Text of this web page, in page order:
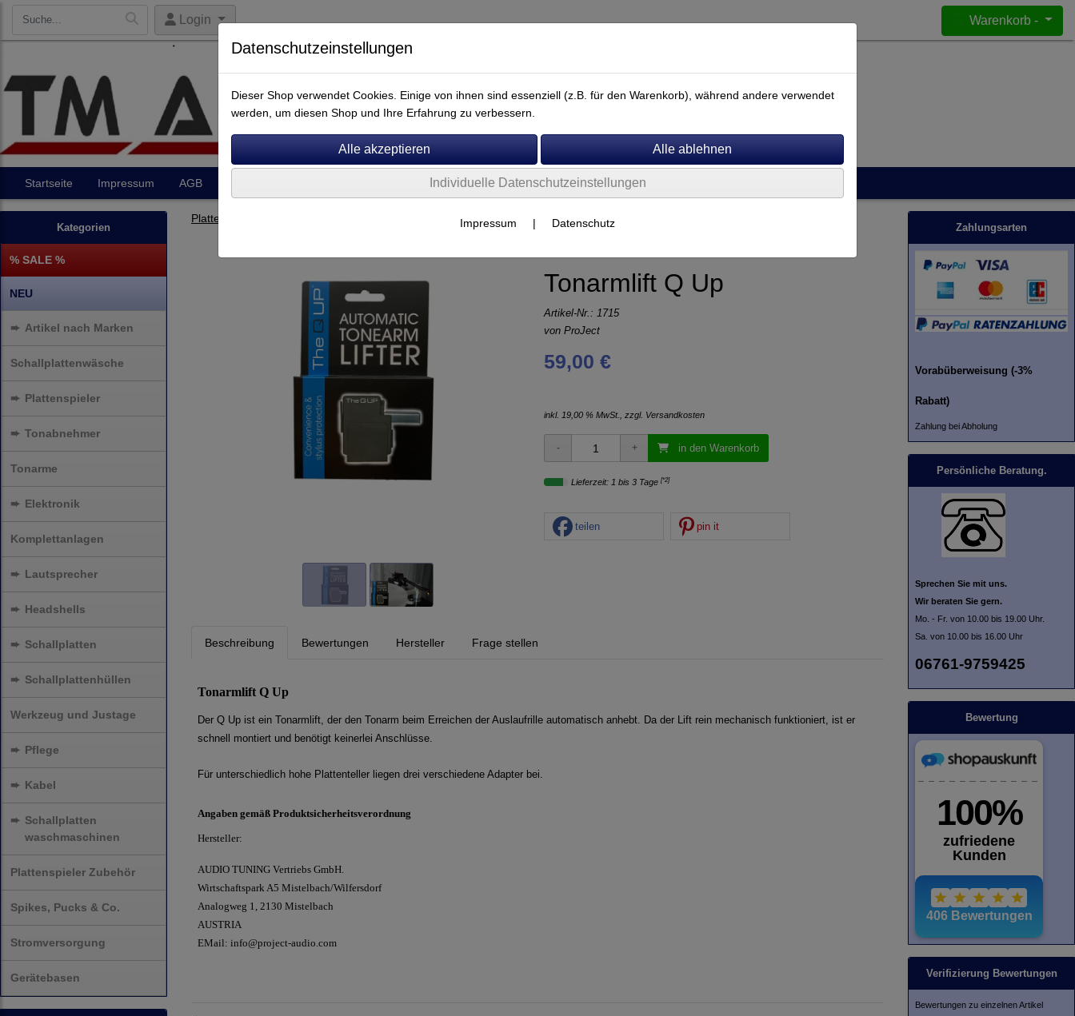
Login Warenkorb -
Startseite Impressum AGB
Kategorien
% SALE %
NEU
➨ Artikel nach Marken
Schallplattenwäsche
➨ Plattenspieler
➨ Tonabnehmer
Tonarme
➨ Elektronik
Komplettanlagen
➨ Lautsprecher
➨ Headshells
➨ Schallplatten
➨ Schallplattenhüllen
Werkzeug und Justage
➨ Pflege
➨ Kabel
➨ Schallplatten
waschmaschinen
Plattenspieler Zubehör
Spikes, Pucks & Co.
Stromversorgung
Gerätebasen
Plattenspieler Zubehör
Tonarmlift Q Up
Artikel-Nr.: 1715
von ProJect
59,00 €
inkl. 19,00 % MwSt., zzgl. Versandkosten
in den Warenkorb
Lieferzeit: 1 bis 3 Tage [*2]
teilen pin it
Beschreibung Bewertungen Hersteller Frage stellen
Tonarmlift Q Up
Der Q Up ist ein Tonarmlift, der den Tonarm beim Erreichen der Auslaufrille automatisch anhebt. Da der Lift rein mechanisch funktioniert, ist er
schnell montiert und benötigt keinerlei Anschlüsse.
Für unterschiedlich hohe Plattenteller liegen drei verschiedene Adapter bei.
Angaben gemäß Produktsicherheitsverordnung
Hersteller:
AUDIO TUNING Vertriebs GmbH.
Wirtschaftspark A5 Mistelbach/Wilfersdorf
Analogweg 1, 2130 Mistelbach
AUSTRIA
EMail: info@project-audio.com
Zahlungsarten
Vorabüberweisung (-3%
Rabatt)
Zahlung bei Abholung
Persönliche Beratung.
Sprechen Sie mit uns.
Wir beraten Sie gern.
Mo. - Fr. von 10.00 bis 19.00 Uhr.
Sa. von 10.00 bis 16.00 Uhr
06761-9759425
Bewertung
Verifizierung Bewertungen
Bewertungen zu einzelnen Artikel
Datenschutzeinstellungen
Dieser Shop verwendet Cookies. Einige von ihnen sind essenziell (z.B. für den Warenkorb), während andere verwendet
werden, um diesen Shop und Ihre Erfahrung zu verbessern.
Individuelle Datenschutzeinstellungen
Impressum | Datenschutz